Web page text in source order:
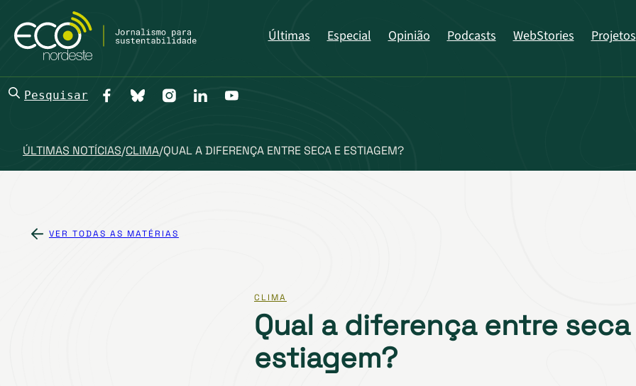
Últimas Especial Opinião Podcasts WebStories Projetos
Pesquisar
ÚLTIMAS NOTÍCIAS/CLIMA/QUAL A DIFERENÇA ENTRE SECA E ESTIAGEM?
VER TODAS AS MATÉRIAS
CLIMA
Qual a diferença entre
estiagem?